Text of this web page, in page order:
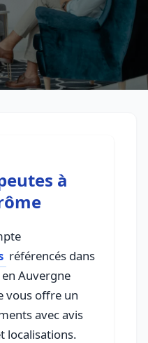
à
référencés dans
Auvergne
vous offre un
avec avis
localisations.